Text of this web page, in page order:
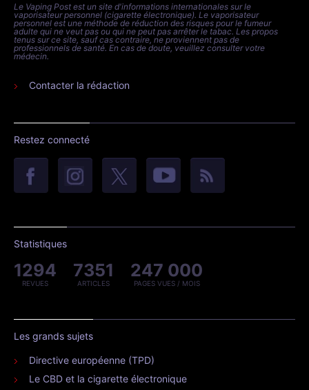
Le Vaping Post est un site d'informations internationales sur le
vaporisateur personnel (cigarette électronique). Le vaporisateur
personnel est une méthode de réduction des risques pour le fumeur
adulte qui ne veut pas ou qui ne peut pas arrêter le tabac. Les propos
tenus sur ce site, sauf cas contraire, ne proviennent pas de
professionnels de santé. En cas de doute, veuillez consulter votre
médecin.
Contacter la rédaction
Restez connecté
Statistiques
1294
REVUES
7351
ARTICLES
247 000
PAGES VUES / MOIS
Les grands sujets
Directive européenne (TPD)
Le CBD et la cigarette électronique